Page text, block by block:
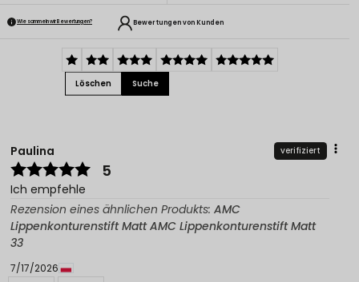
Wie sammeln wir Bewertungen? Bewertungen von Kunden
Löschen Suche
Paulina verifiziert
5
Ich empfehle
Rezension eines ähnlichen Produkts: AMC
Lippenkonturenstift Matt AMC Lippenkonturenstift Matt
33
7/17/2026